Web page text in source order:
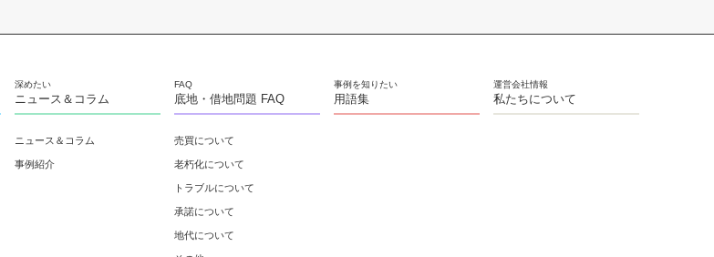
ニュース＆コラム
ニュース＆コラム
事例紹介
底地・借地問題 FAQ
売買について
老朽化について
トラブルについて
承諾について
地代について
用語集 私たちについて